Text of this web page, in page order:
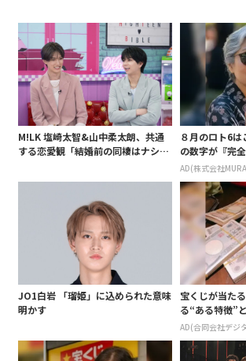
白 後遺症も語る
も添えて
M!LK 塩崎太智&山中柔太朗、共通
する恋愛観「結婚前の同棲はナシ」
８月のロト6
の数字が『完
AD(株式会社
JO1白岩 「瑠姫」に込められた意味
明かす
宝くじが当た
る“ある特徴”
AD(合同会社デジ